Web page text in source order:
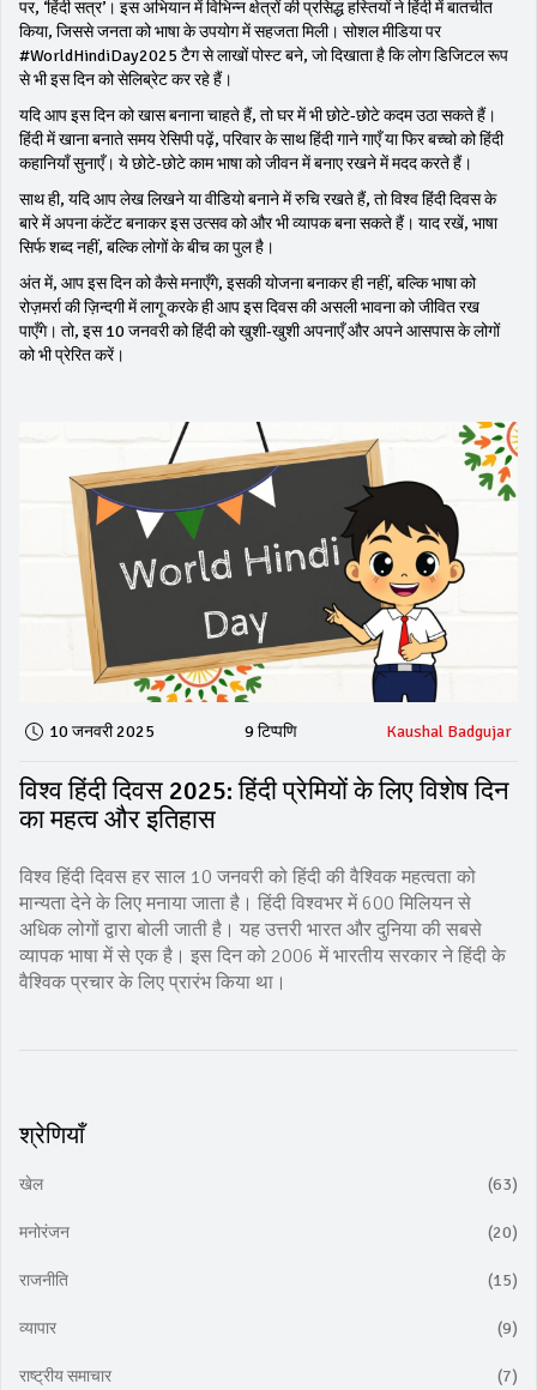
पर, ‘हिंदी सत्र’। इस अभियान में विभिन्न क्षेत्रों की प्रसिद्ध हस्तियों ने हिंदी में बातचीत
किया, जिससे जनता को भाषा के उपयोग में सहजता मिली। सोशल मीडिया पर
#WorldHindiDay2025 टैग से लाखों पोस्ट बने, जो दिखाता है कि लोग डिजिटल रूप
से भी इस दिन को सेलिब्रेट कर रहे हैं।
यदि आप इस दिन को खास बनाना चाहते हैं, तो घर में भी छोटे‑छोटे कदम उठा सकते हैं।
हिंदी में खाना बनाते समय रेसिपी पढ़ें, परिवार के साथ हिंदी गाने गाएँ या फिर बच्चो को हिंदी
कहानियाँ सुनाएँ। ये छोटे‑छोटे काम भाषा को जीवन में बनाए रखने में मदद करते हैं।
साथ ही, यदि आप लेख लिखने या वीडियो बनाने में रुचि रखते हैं, तो विश्व हिंदी दिवस के
बारे में अपना कंटेंट बनाकर इस उत्सव को और भी व्यापक बना सकते हैं। याद रखें, भाषा
सिर्फ शब्द नहीं, बल्कि लोगों के बीच का पुल है।
अंत में, आप इस दिन को कैसे मनाएँगे, इसकी योजना बनाकर ही नहीं, बल्कि भाषा को
रोज़मर्रा की ज़िन्दगी में लागू करके ही आप इस दिवस की असली भावना को जीवित रख
पाएँगे। तो, इस 10 जनवरी को हिंदी को खुशी‑खुशी अपनाएँ और अपने आसपास के लोगों
को भी प्रेरित करें।
10 जनवरी 2025 9 टिप्पणि Kaushal Badgujar
विश्व हिंदी दिवस 2025: हिंदी प्रेमियों के लिए विशेष दिन
का महत्व और इतिहास
विश्व हिंदी दिवस हर साल 10 जनवरी को हिंदी की वैश्विक महत्वता को
मान्यता देने के लिए मनाया जाता है। हिंदी विश्वभर में 600 मिलियन से
अधिक लोगों द्वारा बोली जाती है। यह उत्तरी भारत और दुनिया की सबसे
व्यापक भाषा में से एक है। इस दिन को 2006 में भारतीय सरकार ने हिंदी के
वैश्विक प्रचार के लिए प्रारंभ किया था।
श्रेणियाँ
खेल (63)
मनोरंजन (20)
राजनीति (15)
व्यापार (9)
राष्ट्रीय समाचार (7)